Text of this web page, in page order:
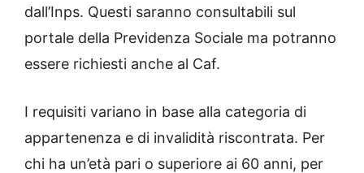
dall’Inps. Questi saranno consultabili sul
portale della Previdenza Sociale ma potranno
essere richiesti anche al Caf.
I requisiti variano in base alla categoria di
appartenenza e di invalidità riscontrata. Per
chi ha un’età pari o superiore ai 60 anni, per